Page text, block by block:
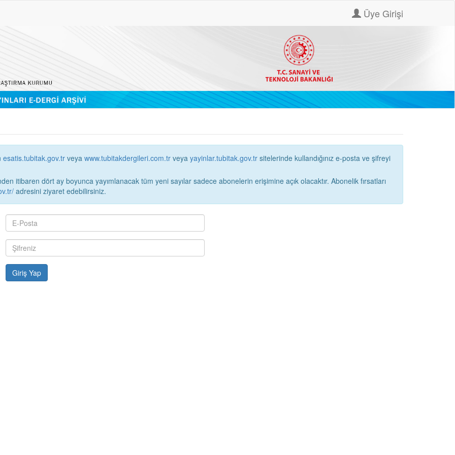
Üye Girişi
esatis.tubitak.gov.tr veya www.tubitakdergileri.com.tr veya yayinlar.tubitak.gov.tr
itibaren dört ay boyunca yayımlanacak tüm yeni sayılar sadece abonelerin erişimine açık olacaktır. Abonelik fırsatları
adresini ziyaret edebilirsiniz.